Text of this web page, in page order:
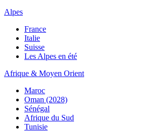
Alpes
France
Italie
Suisse
Les Alpes en été
Afrique & Moyen Orient
Maroc
Oman (2028)
Sénégal
Afrique du Sud
Tunisie